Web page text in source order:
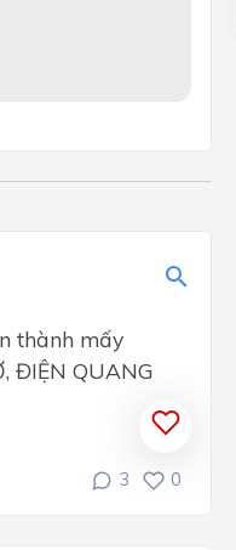
thành mấy
ĐIỆN QUANG
3 0